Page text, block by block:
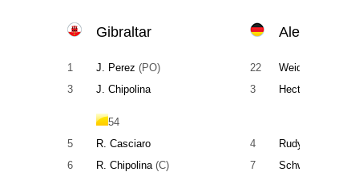
Gibraltar Alemania
1 J. Perez (PO) 22 Weidenfeller
3
J. Chipolina
54
3 Hector
5 R. Casciaro 4
Rudy
6
R. Chipolina(C) 7 Schweinsteiger